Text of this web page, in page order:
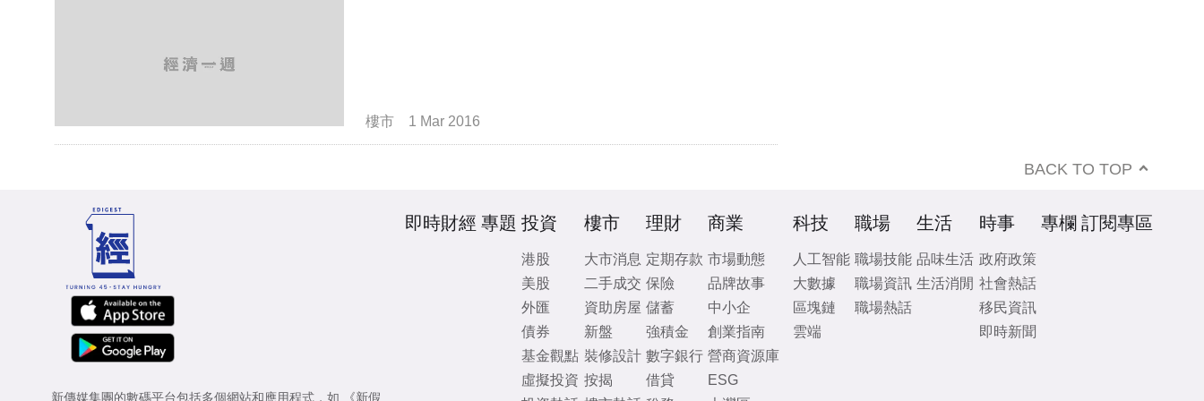
樓市 1 Mar 2016
BACK TO TOP
新傳媒集團的數碼平台包括多個網站和應用程式，如 《新假
即時財經 專題 投資
港股
美股
外匯
債券
基金觀點
虛擬投資
樓市
大市消息
二手成交
資助房屋
新盤
裝修設計
按揭
理財
定期存款
保險
儲蓄
強積金
數字銀行
借貸
商業
市場動態
品牌故事
中小企
創業指南
營商資源庫
ESG
科技
人工智能
大數據
區塊鏈
雲端
職場
職場技能
職場資訊
職場熱話
生活
品味生活
生活消閒
時事
政府政策
社會熱話
移民資訊
即時新聞
專欄 訂閱專區